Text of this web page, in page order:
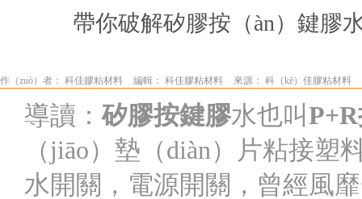
帶你破解矽膠按（àn）鍵膠
作（zuò）者： 科佳膠粘材料 編輯： 科佳膠粘材料 來源： 科（kē）佳膠粘材料
導讀：矽膠按鍵膠水也叫
（jiāo）墊（diàn）片粘接
水開關，電源開關，曾經風